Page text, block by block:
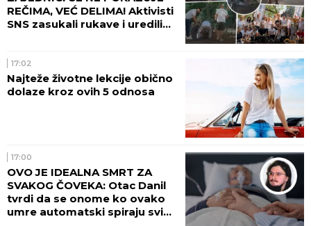
REČIMA, VEĆ DELIMA! Aktivisti
SNS zasukali rukave i uredili
17:02
Najteže životne lekcije obično
dolaze kroz ovih 5 odnosa
17:00
OVO JE IDEALNA SMRT ZA
SVAKOG ČOVEKA: Otac Danil
tvrdi da se onome ko ovako
umre automatski spiraju svi